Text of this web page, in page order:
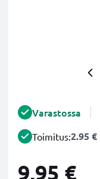
Varastossa
Toimitus:2.95 €
9,95 €